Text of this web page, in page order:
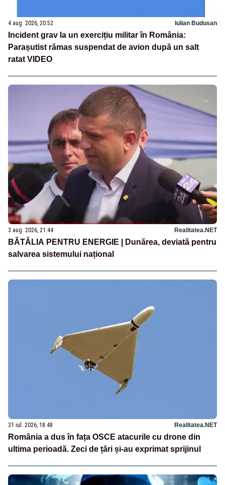
4 aug. 2026, 20:52 Iulian Budusan
Incident grav la un exercițiu militar în România:
Parașutist rămas suspendat de avion după un salt
ratat VIDEO
3 aug. 2026, 21:44 Realitatea.NET
BĂTĂLIA PENTRU ENERGIE | Dunărea, deviată pentru
salvarea sistemului național
31 iul. 2026, 18:48 Realitatea.NET
România a dus în fața OSCE atacurile cu drone din
ultima perioadă. Zeci de țări și-au exprimat sprijinul